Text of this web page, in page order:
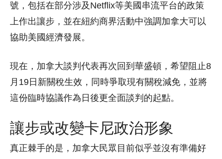
號，包括在部分涉及Netflix等美國串流平台的政策
上作出讓步，並在紐約商界活動中強調加拿大可以
協助美國經濟發展。
現在，加拿大談判代表再次回到華盛頓，希望阻止8
月19日新關稅生效，同時爭取現有關稅減免，並將
這份臨時協議作為日後更全面談判的起點。
讓步或改變卡尼政治形象
真正棘手的是，加拿大民眾目前似乎並沒有準備好